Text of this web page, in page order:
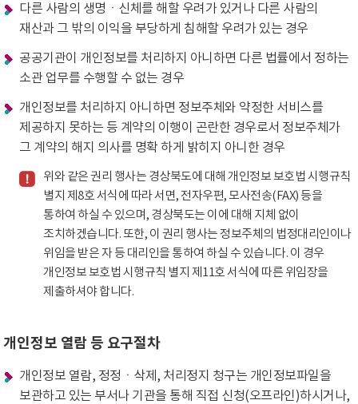
다른 사람의 생명ㆍ신체를 해할 우려가 있거나 다른 사람의
재산과 그 밖의 이익을 부당하게 침해할 우려가 있는 경우
공공기관이 개인정보를 처리하지 아니하면 다른 법률에서 정하는
소관 업무를 수행할 수 없는 경우
개인정보를 처리하지 아니하면 정보주체와 약정한 서비스를
제공하지 못하는 등 계약의 이행이 곤란한 경우로서 정보주체가
그 계약의 해지 의사를 명확 하게 밝히지 아니한 경우
위와 같은 권리 행사는 경상북도에 대해 개인정보 보호법 시행규칙
별지 제8호 서식에 따라 서면, 전자우편, 모사전송(FAX) 등을
통하여 하실 수 있으며, 경상북도는 이에 대해 지체 없이
조치하겠습니다. 또한, 이 권리 행사는 정보주체의 법정대리인이나
위임을 받은 자 등 대리인을 통하여 하실 수 있습니다. 이 경우
개인정보 보호법 시행규칙 별지 제11호 서식에 따른 위임장을
제출하셔야 합니다.
개인정보 열람 등 요구절차
개인정보 열람, 정정ㆍ삭제, 처리정지 청구는 개인정보파일을
보관하고 있는 부서나 기관을 통해 직접 신청(오프라인)하시거나,